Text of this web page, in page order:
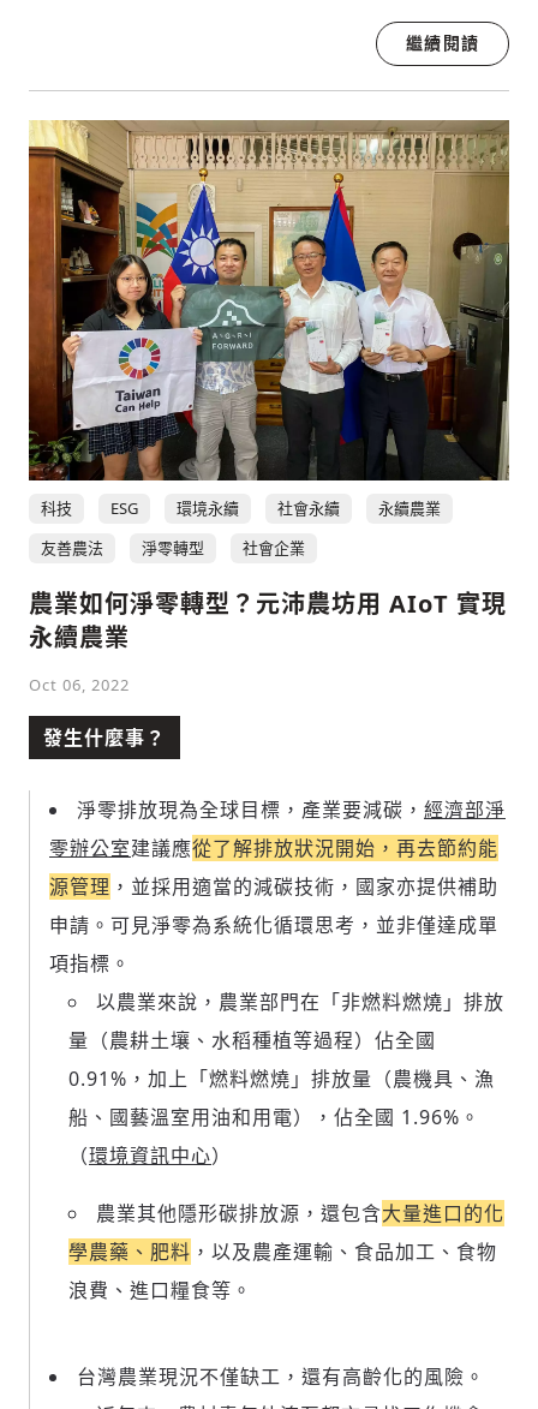
繼續閱讀
科技 ESG 環境永續 社會永續
永續農業
友善農法
淨零轉型 社會企業
農業如何淨零轉型？元沛農坊用 AIoT 實現
永續農業
Oct 06, 2022
發生什麼事？
淨零排放現為全球目標，產業要減碳， 經濟部淨
零辦公室建議應從了解排放狀況開始，再去節約能
源管理 ，並採用適當的減碳技術，國家亦提供補助
申請。可見淨零為系統化循環思考，並非僅達成單
項指標。
以農業來說，農業部門在「非燃料燃燒」排放
量（農耕土壤、水稻種植等過程）佔全國
0.91%，加上「燃料燃燒」排放量（農機具、漁
船、國藝溫室用油和用電），佔全國 1.96%。
（環境資訊中心）
農業其他隱形碳排放源，還包含大量進口的化
學農藥、肥料 ，以及農產運輸、食品加工、食物
浪費、進口糧食等。
台灣農業現況不僅缺工，還有高齡化的風險。